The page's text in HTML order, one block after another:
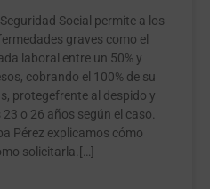
Social permite a los
graves como el
laboral entre un 50% y
cobrando el 100% de su
protegefrente al despido y
o 26 años según el caso.
Pérez explicamos cómo
solicitarla.[…]